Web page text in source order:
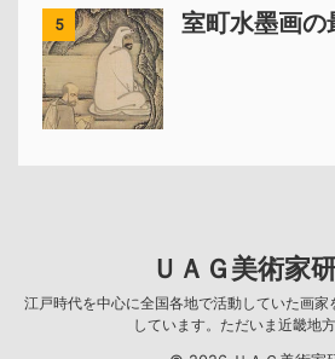
5 室町水墨画
ＵＡＧ美術家
江戸時代を中心に全国各地で活動していた画
しています。ただいま近畿地方